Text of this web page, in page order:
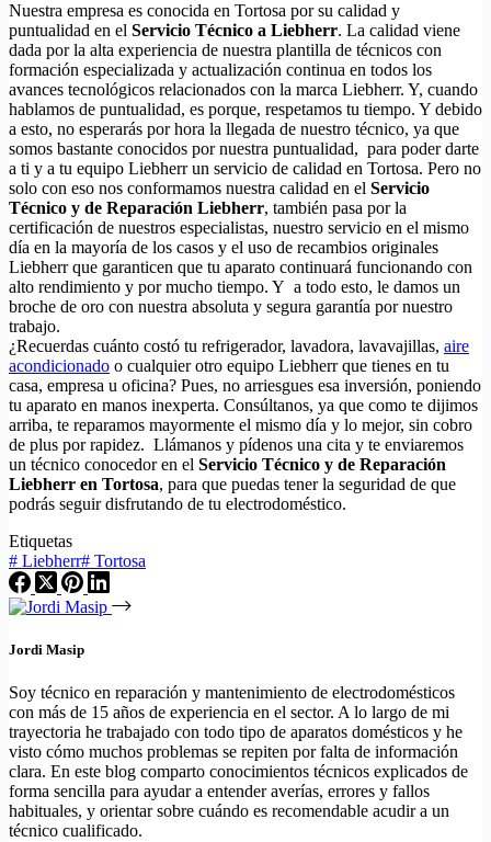
Nuestra empresa es conocida en Tortosa por su calidad y
puntualidad en el Servicio Técnico a Liebherr. La calidad viene
dada por la alta experiencia de nuestra plantilla de técnicos con
formación especializada y actualización continua en todos los
avances tecnológicos relacionados con la marca Liebherr. Y, cuando
hablamos de puntualidad, es porque, respetamos tu tiempo. Y debido
a esto, no esperarás por hora la llegada de nuestro técnico, ya que
somos bastante conocidos por nuestra puntualidad, para poder darte
a ti y a tu equipo Liebherr un servicio de calidad en Tortosa. Pero no
solo con eso nos conformamos nuestra calidad en el Servicio
Técnico y de Reparación Liebherr, también pasa por la
certificación de nuestros especialistas, nuestro servicio en el mismo
día en la mayoría de los casos y el uso de recambios originales
Liebherr que garanticen que tu aparato continuará funcionando con
alto rendimiento y por mucho tiempo. Y a todo esto, le damos un
broche de oro con nuestra absoluta y segura garantía por nuestro
trabajo.
¿Recuerdas cuánto costó tu refrigerador, lavadora, lavavajillas, aire
acondicionado o cualquier otro equipo Liebherr que tienes en tu
casa, empresa u oficina? Pues, no arriesgues esa inversión, poniendo
tu aparato en manos inexperta. Consúltanos, ya que como te dijimos
arriba, te reparamos mayormente el mismo día y lo mejor, sin cobro
de plus por rapidez. Llámanos y pídenos una cita y te enviaremos
un técnico conocedor en el Servicio Técnico y de Reparación
Liebherr en Tortosa, para que puedas tener la seguridad de que
podrás seguir disfrutando de tu electrodoméstico.
Etiquetas
# Liebherr# Tortosa
Jordi Masip
Soy técnico en reparación y mantenimiento de electrodomésticos
con más de 15 años de experiencia en el sector. A lo largo de mi
trayectoria he trabajado con todo tipo de aparatos domésticos y he
visto cómo muchos problemas se repiten por falta de información
clara. En este blog comparto conocimientos técnicos explicados de
forma sencilla para ayudar a entender averías, errores y fallos
habituales, y orientar sobre cuándo es recomendable acudir a un
técnico cualificado.